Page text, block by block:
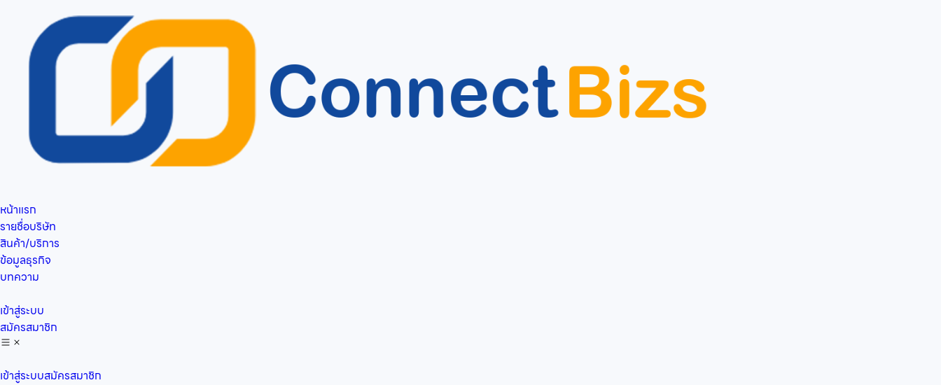
หน้าแรก
รายชื่อบริษัท
สินค้า/บริการ
ข้อมูลธุรกิจ
บทความ
เข้าสู่ระบบ
สมัครสมาชิก
เข้าสู่ระบบสมัครสมาชิก